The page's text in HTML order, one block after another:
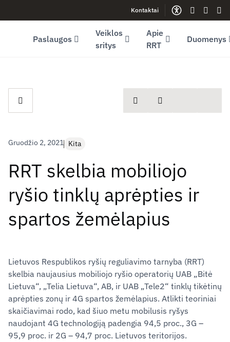
Youtube (opens in new window)Kontaktai
Gestų
Paslaugos
Veiklos
sritys
Apie
RRT
Duomenys
spausdintiDalintis
Gruodžio 2, 2021 Kita
RRT skelbia mobiliojo
ryšio tinklų aprėpties ir
spartos žemėlapius
Lietuvos Respublikos ryšių reguliavimo tarnyba (RRT)
skelbia naujausius mobiliojo ryšio operatorių UAB „Bitė
Lietuva“, „Telia Lietuva“, AB, ir UAB „Tele2“ tinklų tikėtinų
aprėpties zonų ir 4G spartos žemėlapius. Atlikti teoriniai
skaičiavimai rodo, kad šiuo metu mobilusis ryšys
naudojant 4G technologiją padengia 94,5 proc., 3G –
95,9 proc. ir 2G – 94,7 proc. Lietuvos teritorijos.